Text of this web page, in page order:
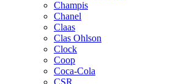
Champis
Chanel
Claas
Clas Ohlson
Clock
Coop
Coca-Cola
CSR